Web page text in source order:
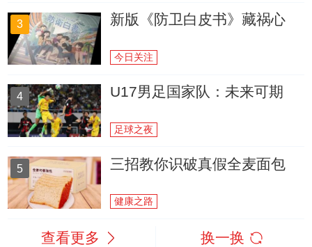
3 新版《防卫白皮书》藏祸心
今日关注
4 U17男足国家队：未来可期
足球之夜
5 三招教你识破真假全麦面包
健康之路
查看更多 换一换